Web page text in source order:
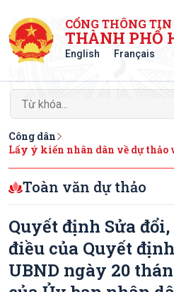
CỔNG THÔNG
THÀNH PHỐ
English Français
Công dân
Lấy ý kiến nhân dân về dự thảo
Toàn văn dự thảo
Quyết định Sửa
điều của Quyết
UBND ngày 20